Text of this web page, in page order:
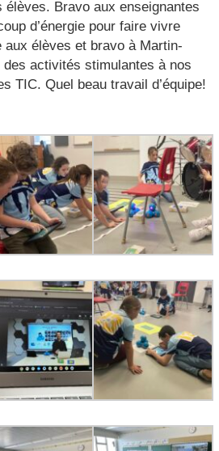
élèves. Bravo aux enseignantes
d’énergie pour faire vivre
aux élèves et bravo à Martin-
activités stimulantes à nos
TIC. Quel beau travail d’équipe!